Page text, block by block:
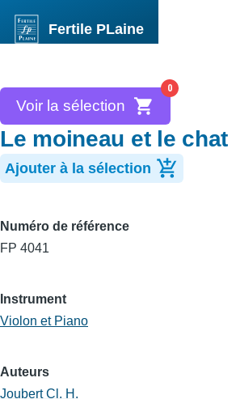
Fertile PLaine
0
Voir la sélection
Le moineau et le chat
Ajouter à la sélection
Numéro de référence
FP 4041
Instrument
Violon et Piano
Auteurs
Joubert Cl. H.